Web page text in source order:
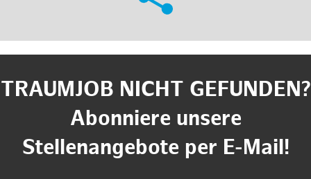
TRAUMJOB NICHT GEFUNDEN?
Abonniere unsere
Stellenangebote per E-Mail!